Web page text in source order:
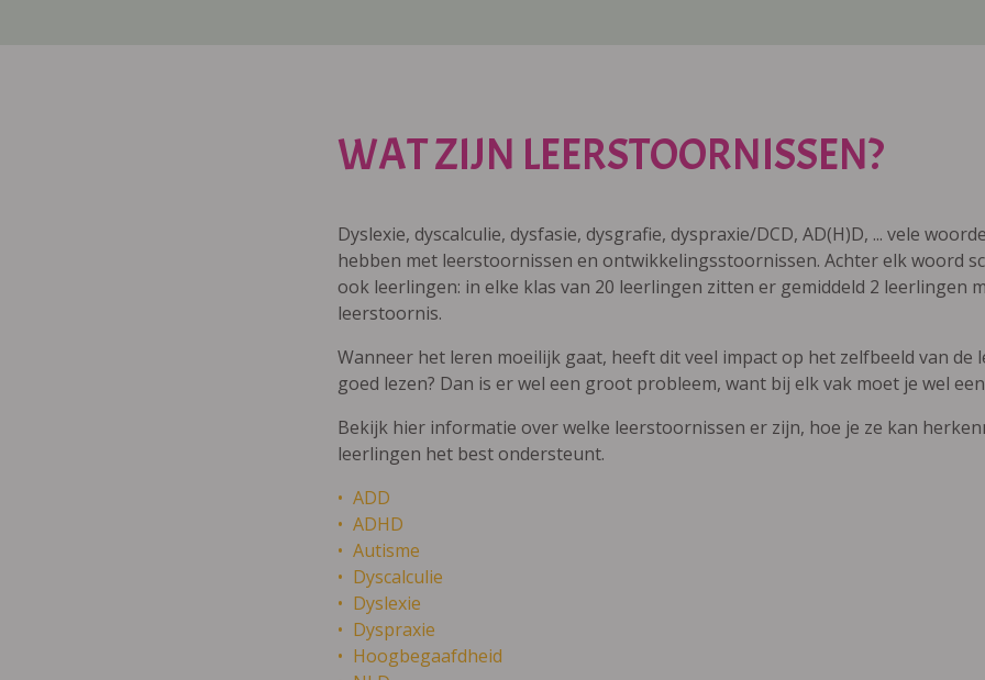
WAT ZIJN LEERSTOORNISSEN?
Dyslexie, dyscalculie, dysfasie, dysgrafie, dyspraxie/DCD, AD(H)D, ... vele
hebben met leerstoornissen en ontwikkelingsstoornissen. Achter elk woord
ook leerlingen: in elke klas van 20 leerlingen zitten er gemiddeld 2 leerlingen
leerstoornis.
Wanneer het leren moeilijk gaat, heeft dit veel impact op het zelfbeeld van de
goed lezen? Dan is er wel een groot probleem, want bij elk vak moet je wel
Bekijk hier informatie over welke leerstoornissen er zijn, hoe je ze kan
leerlingen het best ondersteunt.
ADD
ADHD
Autisme
Dyscalculie
Dyslexie
Dyspraxie
Hoogbegaafdheid